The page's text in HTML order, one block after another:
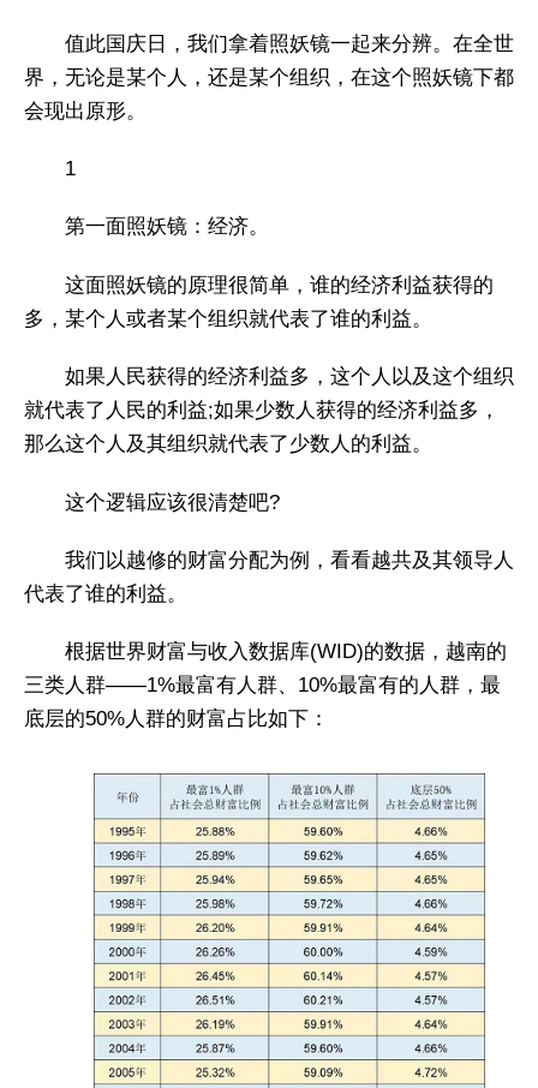
值此国庆日，我们拿着照妖镜一起来分辨。在全世
界，无论是某个人，还是某个组织，在这个照妖镜下都
会现出原形。
1
第一面照妖镜：经济。
这面照妖镜的原理很简单，谁的经济利益获得的
多，某个人或者某个组织就代表了谁的利益。
如果人民获得的经济利益多，这个人以及这个组织
就代表了人民的利益;如果少数人获得的经济利益多，
那么这个人及其组织就代表了少数人的利益。
这个逻辑应该很清楚吧?
我们以越修的财富分配为例，看看越共及其领导人
代表了谁的利益。
根据世界财富与收入数据库(WID)的数据，越南的
三类人群——1%最富有人群、10%最富有的人群，最
底层的50%人群的财富占比如下：